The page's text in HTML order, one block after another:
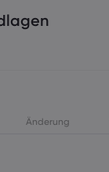
Änderung